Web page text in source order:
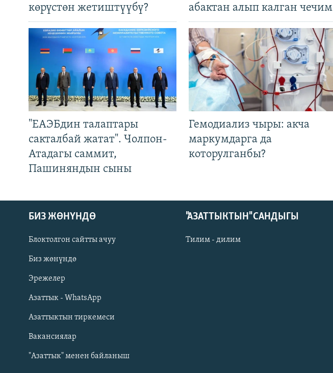
Русский
ОНЛАЙН ШЕРИНЕ
көрүстөн жетиштүүбү?
абактан алып калган чечим
"ЕАЭБдин талаптары
сакталбай жатат". Чолпон-
Атадагы саммит,
Пашиняндын сыны
Гемодиализ чыры: акча
маркумдарга да
которулганбы?
БИЗ ЖӨНҮНДӨ
Блоктолгон сайтты ачуу
Биз жөнүндө
Эрежелер
Азаттык - WhatsApp
Азаттыктын тиркемеси
Вакансиялар
"Азаттык" менен байланыш
"АЗАТТЫКТЫН" САНДЫГЫ
Тилим - дилим